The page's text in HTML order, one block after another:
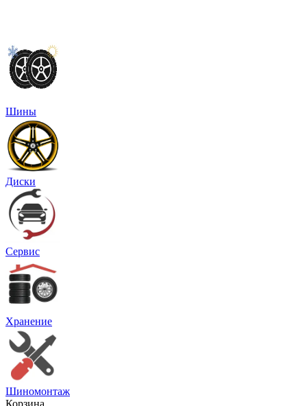
Шины
Диски
Сервис
Хранение
Шиномонтаж